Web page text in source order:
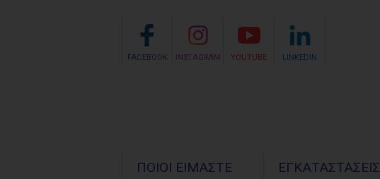
FACEBOOK INSTAGRAM YOUTUBE LINKEDIN
ΠΟΙΟΙ ΕΙΜΑΣΤΕ ΕΓΚΑΤΑΣΤΑΣΕΙΣ